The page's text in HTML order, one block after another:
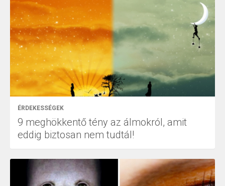
ÉRDEKESSÉGEK
9 meghökkentő tény az álmokról, amit
eddig biztosan nem tudtál!